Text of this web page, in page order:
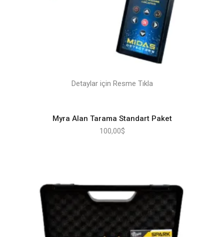
Detaylar için Resme Tıkla
Myra Alan Tarama Standart Paket
100,00$